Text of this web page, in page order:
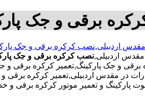
برقی و جک
اردبیلی,نصب کرکره برقی و جک
نصب کرکره برقی و جک
و جک پارکینگ,تعمیر کرکره برقی و
در مقدس اردبیلی,تعمیر کرکره برقی و
پارکینگ و تعمیر موتور کرکره